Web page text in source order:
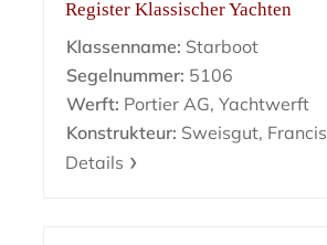
Register Klassischer Yachten
Klassenname: Starboot
Segelnummer: 5106
Werft: Portier AG, Yachtwerft
Konstrukteur: Sweisgut, Francis
Details